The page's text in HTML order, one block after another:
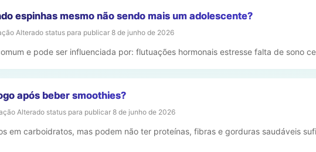
espinhas mesmo não sendo mais um adolescente?
Alterado status para publicar 8 de junho de 2026
e pode ser influenciada por: flutuações hormonais estresse falta de sono
após beber smoothies?
Alterado status para publicar 8 de junho de 2026
em carboidratos, mas podem não ter proteínas, fibras e gorduras saudáveis